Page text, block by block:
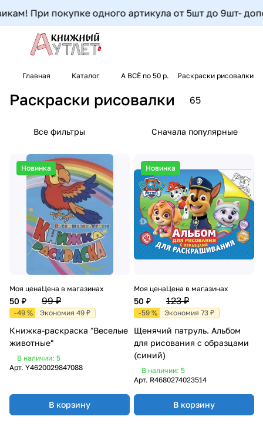
покупке одного артикула от 5шт до 9шт-
Главная Каталог А ВСЁ по 50 р. Раскраски рисовалки
Раскраски рисовалки 65
Все фильтры Сначала популярные
Новинка
Моя цена
50 ₽
Цена в магазинах
99 ₽
-49 % Экономия 49 ₽
Книжка-раскраска "Веселые
животные"
В наличии: 5
Арт. Y4620029847088
В корзину
Новинка
Моя цена
50 ₽
Цена в магазинах
123 ₽
-59 % Экономия 73 ₽
Щенячий патруль. Альбом
для рисования с образцами
(синий)
В наличии: 5
Арт. R4680274023514
В корзину